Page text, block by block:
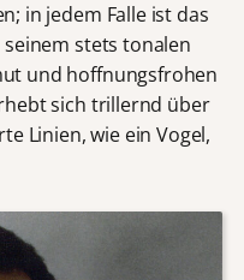
in jedem Falle ist das
stets tonalen
und hoffnungsfrohen
sich trillernd über
Linien, wie ein Vogel,